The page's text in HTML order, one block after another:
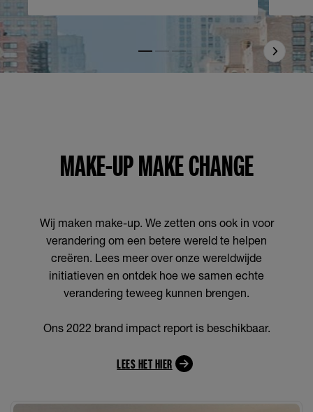
Slide 2Slide 3
MAKE-UP MAKE CHANGE
Wij maken make-up. We zetten ons ook in voor
verandering om een betere wereld te helpen
creëren. Lees meer over onze wereldwijde
initiatieven en ontdek hoe we samen echte
verandering teweeg kunnen brengen.
Ons 2022 brand impact report is beschikbaar.
LEES HET HIER